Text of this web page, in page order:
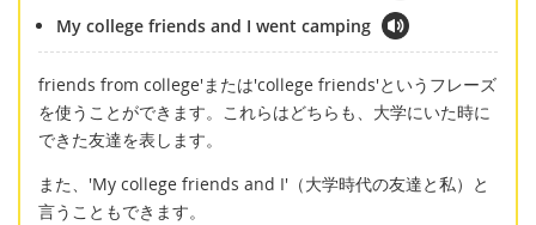
My college friends and I went camping
friends from college'または'college friends'というフレーズ
を使うことができます。これらはどちらも、大学にいた時に
できた友達を表します。
また、'My college friends and I'（大学時代の友達と私）と
言うこともできます。